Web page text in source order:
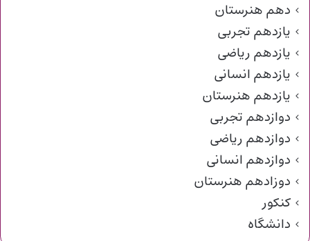
دهم هنرستان
یازدهم تجربی
یازدهم ریاضی
یازدهم انسانی
یازدهم هنرستان
دوازدهم تجربی
دوازدهم ریاضی
دوازدهم انسانی
دوزادهم هنرستان
کنکور
دانشگاه